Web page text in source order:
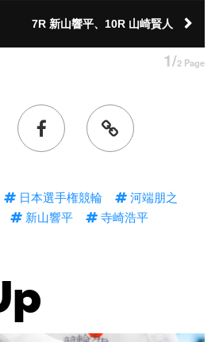
7R 新山響平、10R 山崎賢人
1/2 Page
日本選手権競輪
河端朋之
新山響平 寺崎浩平